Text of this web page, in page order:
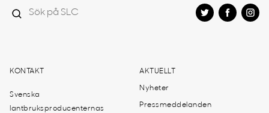
KONTAKT
Svenska
lantbruksproducenternas
AKTUELLT
Nyheter
Pressmeddelanden